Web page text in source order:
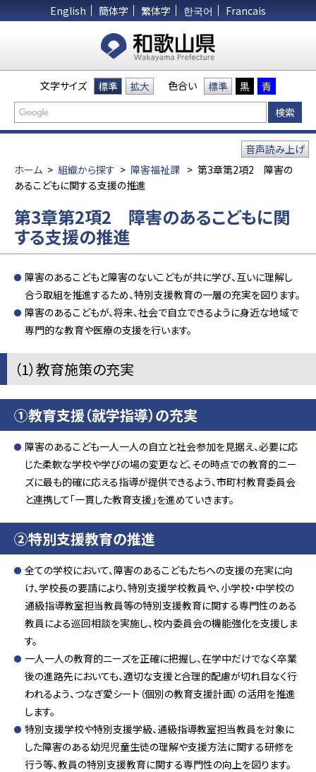
English 簡体字 繁体字 한국어 Francais
文字サイズ 標準 拡大 色合い 標準 黒 青
ホーム > 組織から探す > 障害福祉課 > 第3章第2項2 障害の
あるこどもに関する支援の推進
音声読み上げ
第3章第2項2 障害のあるこどもに関
する支援の推進
障害のあるこどもと障害のないこどもが共に学び、互いに理解し
合う取組を推進するため、特別支援教育の一層の充実を図ります。
障害のあるこどもが、将来、社会で自立できるように身近な地域で
専門的な教育や医療の支援を行います。
（1）教育施策の充実
①教育支援（就学指導）の充実
障害のあるこども一人一人の自立と社会参加を見据え、必要に応
じた柔軟な学校や学びの場の変更など、その時点での教育的ニー
ズに最も的確に応える指導が提供できるよう、市町村教育委員会
と連携して「一貫した教育支援」を進めていきます。
②特別支援教育の推進
全ての学校において、障害のあるこどもたちへの支援の充実に向
け、学校長の要請により、特別支援学校教員や、小学校・中学校の
通級指導教室担当教員等の特別支援教育に関する専門性のある
教員による巡回相談を実施し、校内委員会の機能強化を支援しま
す。
一人一人の教育的ニーズを正確に把握し、在学中だけでなく卒業
後の進路先においても、適切な支援と合理的配慮が切れ目なく行
われるよう、つなぎ愛シート（個別の教育支援計画）の活用を推進
します。
特別支援学校や特別支援学級、通級指導教室担当教員を対象に
した障害のある幼児児童生徒の理解や支援方法に関する研修を
行う等、教員の特別支援教育に関する専門性の向上を図ります。